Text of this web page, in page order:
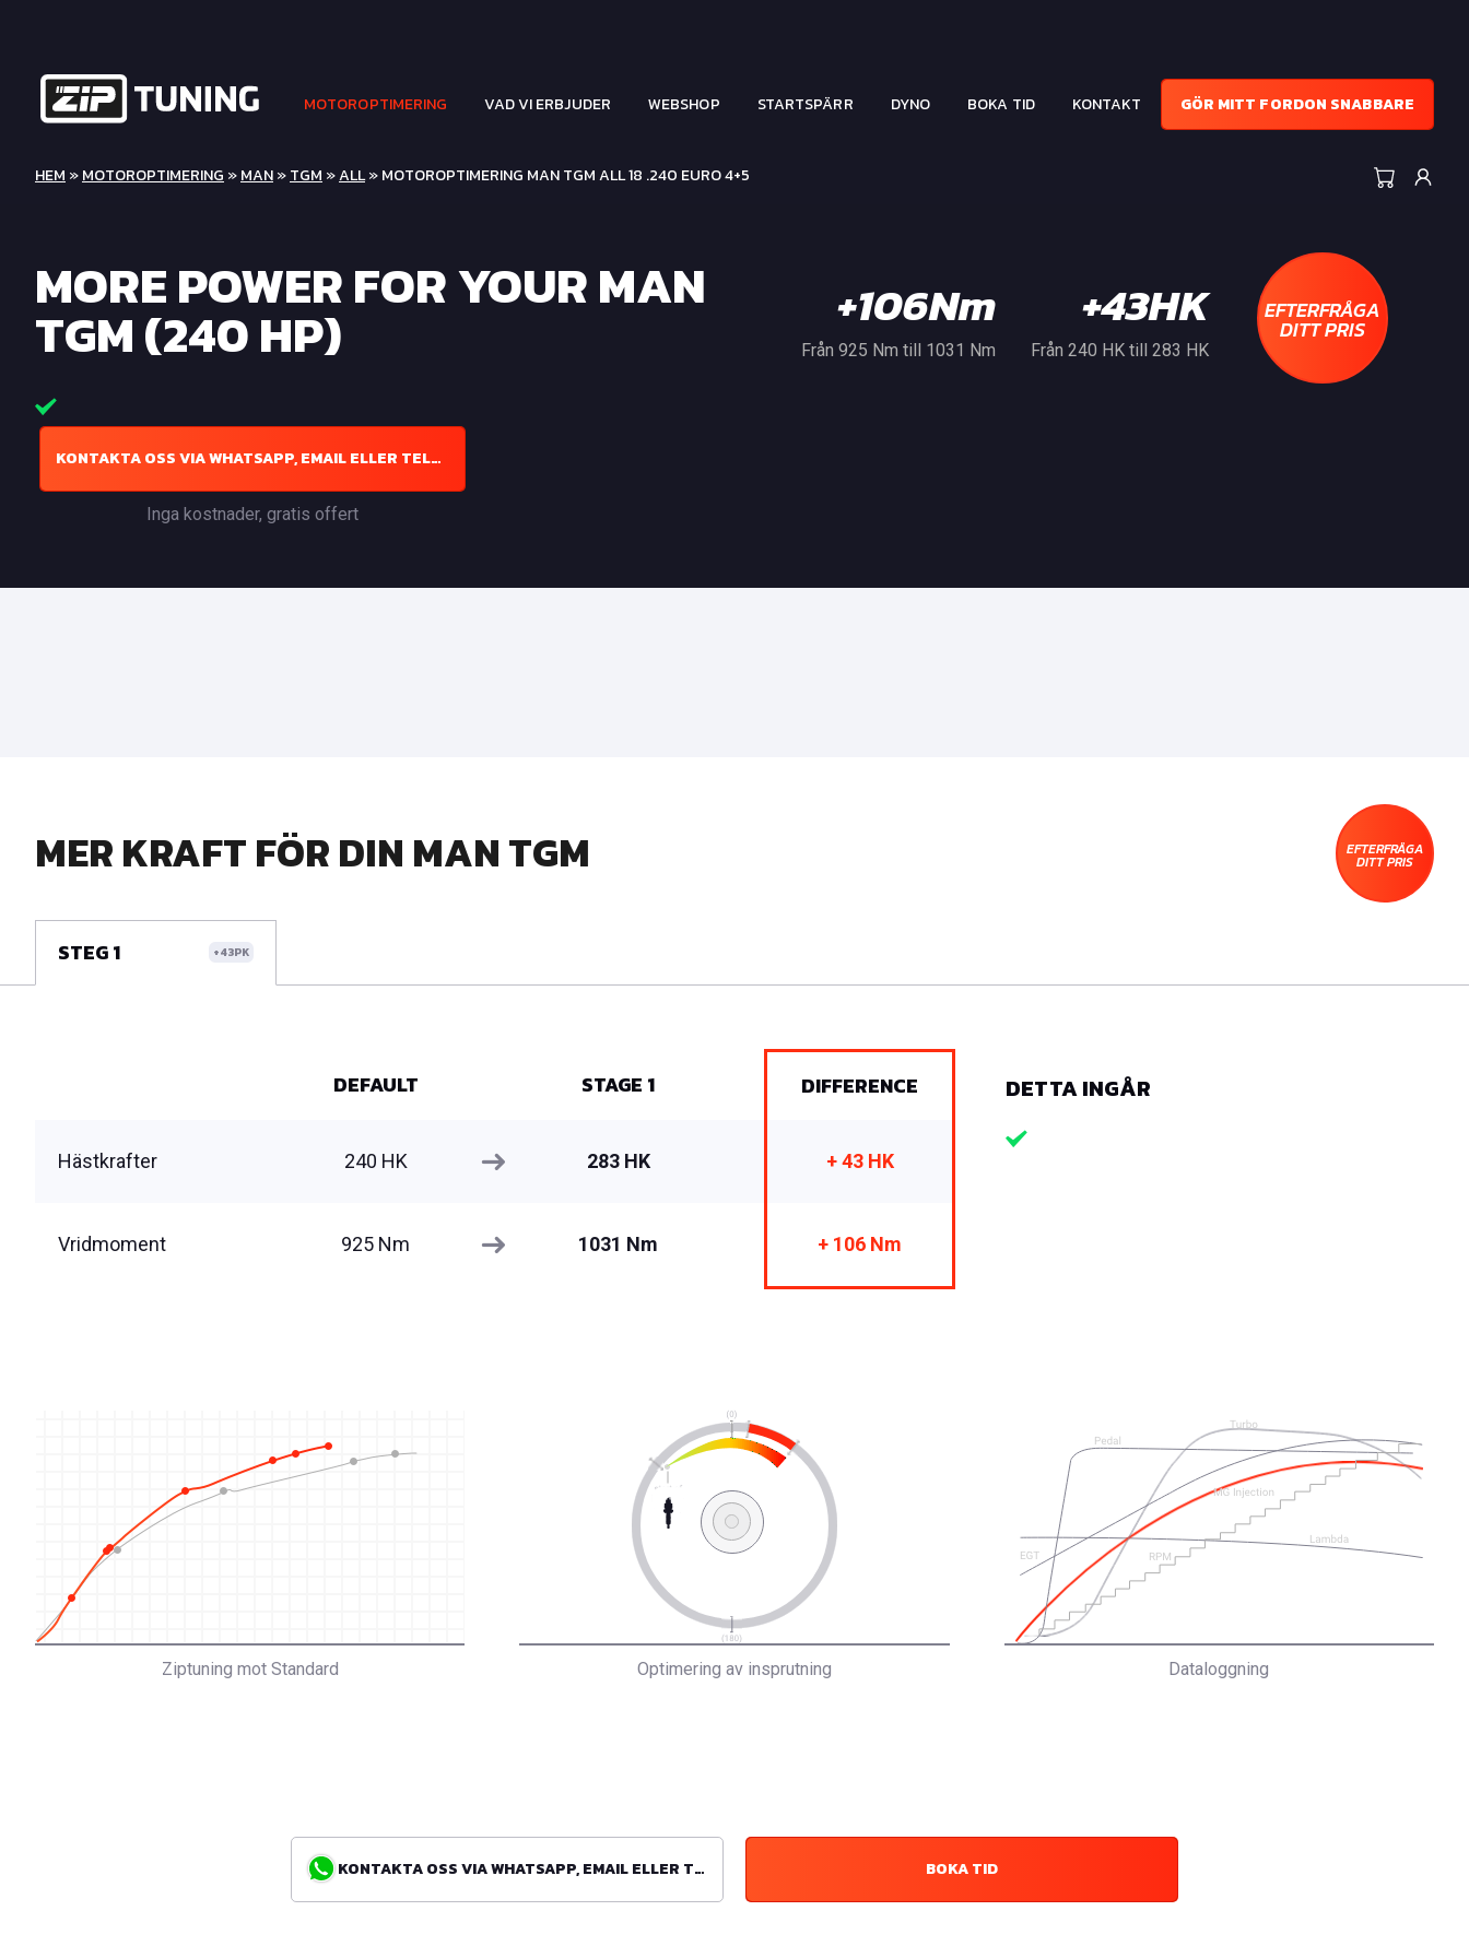
MOTOROPTIMERING VAD VI ERBJUDER WEBSHOP STARTSPÄRR DYNO BOKA TID KONTAKT GÖR MITT FORDON SNABBARE
HEM »MOTOROPTIMERING »MAN»TGM »ALL» MOTOROPTIMERING MAN TGM ALL 18 .240 EURO 4+5
MORE POWER FOR YOUR MAN
TGM (240 HP)
KONTAKTA OSS VIA WHATSAPP, EMAIL ELLER TELEFON
Inga kostnader, gratis offert
+106Nm
Från 925 Nm till 1031 Nm
+43HK
Från 240 HK till 283 HK
EFTERFRÅGA
DITT PRIS
MER KRAFT FÖR DIN MAN TGM EFTERFRÅGA
DITT PRIS
STEG 1 +43PK
DEFAULT STAGE 1 DIFFERENCE
Hästkrafter 240 HK 283 HK + 43 HK
Vridmoment 925 Nm 1031 Nm + 106 Nm
DETTA INGÅR
Ziptuning mot Standard Optimering av insprutning Dataloggning
KONTAKTA OSS VIA WHATSAPP, EMAIL ELLER TELEFON BOKA TID